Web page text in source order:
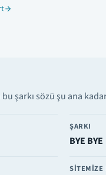
şarkı sözü şu ana
ŞARKI
BYE BYE
SITEMIZE